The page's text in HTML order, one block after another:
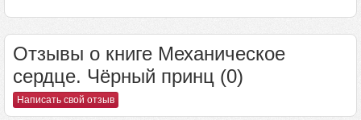
Отзывы о книге Механическое
сердце. Чёрный принц (0)
Написать свой отзыв